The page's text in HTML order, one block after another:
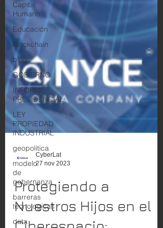
Capital
Humano
Educación
Blockchain
blog
GOBIERNO
INFORME
PRESIDENCIAL
LEY
PROPIEDAD
INDUSTRIAL
geopolitica
modelo
de
gobernanza
barreras
tecnologicas
data
27 nov 2023
Protegiendo a